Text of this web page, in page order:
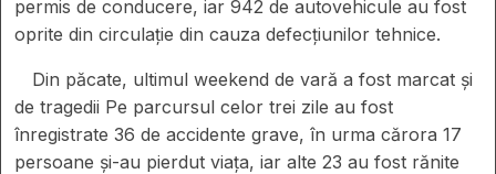
permis de conducere, iar 942 de autovehicule au fost
oprite din circulație din cauza defecțiunilor tehnice.
Din păcate, ultimul weekend de vară a fost marcat și
de tragedii Pe parcursul celor trei zile au fost
înregistrate 36 de accidente grave, în urma cărora 17
persoane și-au pierdut viața, iar alte 23 au fost rănite